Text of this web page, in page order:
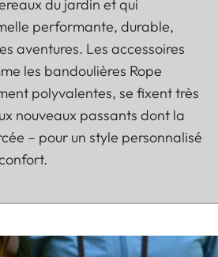
du jardin et qui
performante, durable,
aventures. Les accessoires
les bandoulières Rope
polyvalentes, se fixent très
nouveaux passants dont la
– pour un style personnalisé